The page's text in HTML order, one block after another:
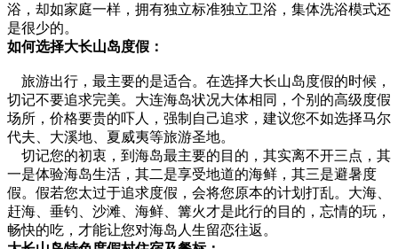
浴，却如家庭一样，拥有独立标准独立卫浴，集体洗浴模式还
是很少的。
如何选择大长山岛度假：
旅游出行，最主要的是适合。在选择大长山岛度假的时候，
切记不要追求完美。大连海岛状况大体相同，个别的高级度假
场所，价格要贵的吓人，强制自己追求，建议您不如选择马尔
代夫、大溪地、夏威夷等旅游圣地。
切记您的初衷，到海岛最主要的目的，其实离不开三点，其
一是体验海岛生活，其二是享受地道的海鲜，其三是避暑度
假。假若您太过于追求度假，会将您原本的计划打乱。大海、
赶海、垂钓、沙滩、海鲜、篝火才是此行的目的，忘情的玩，
畅快的吃，才能让您对海岛人生留恋往返。